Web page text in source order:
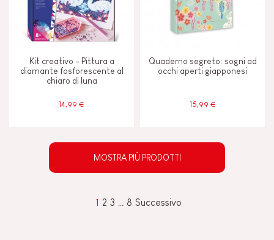
Kit creativo - Pittura a
diamante fosforescente al
chiaro di luna
14,99 €
Quaderno segreto: sogni ad
occhi aperti giapponesi
15,99 €
MOSTRA PIÙ PRODOTTI
1 2 3 8 Successivo